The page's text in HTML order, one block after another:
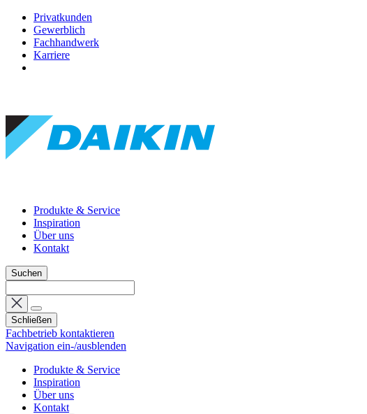
Privatkunden
Gewerblich
Fachhandwerk
Karriere
Produkte & Service
Inspiration
Über uns
Kontakt
Suchen
Schließen
Fachbetrieb kontaktieren
Navigation ein-/ausblenden
Produkte & Service
Inspiration
Über uns
Kontakt